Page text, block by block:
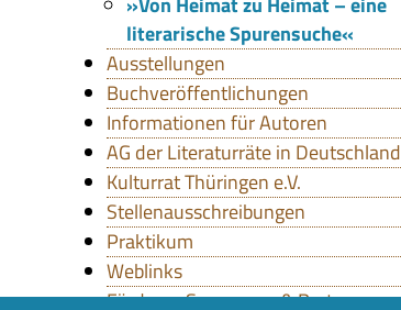
literarische Spurensuche«
Ausstellungen
Buchveröffentlichungen
Informationen für Autoren
AG der Literaturräte in Deutschland
Kulturrat Thüringen e.V.
Stellenausschreibungen
Praktikum
Weblinks
Förderer, Sponsoren & Partner